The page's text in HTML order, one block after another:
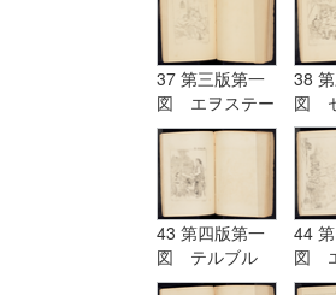
37 第三版第一
図 エヲステー
ド Aostade
38
図
ツ
43 第四版第一
図 テルブル
グ Terburg
44
図
ド